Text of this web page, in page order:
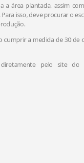
área plantada, assim
isso, deve procurar o
cumprir a medida de 30 de
pelo site do